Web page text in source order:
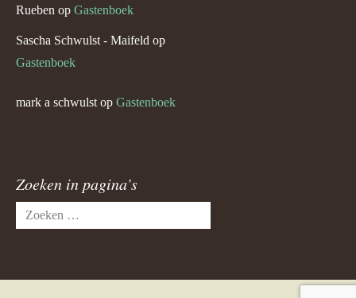
Rueben op Gastenboek
Sascha Schwulst - Maifeld op
Gastenboek
mark a schwulst op Gastenboek
Zoeken in pagina’s
Zoeken
naar: